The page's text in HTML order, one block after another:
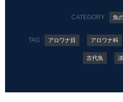
CATEGORY : 魚
TAG : アロワナ目 アロワナ科
古代魚